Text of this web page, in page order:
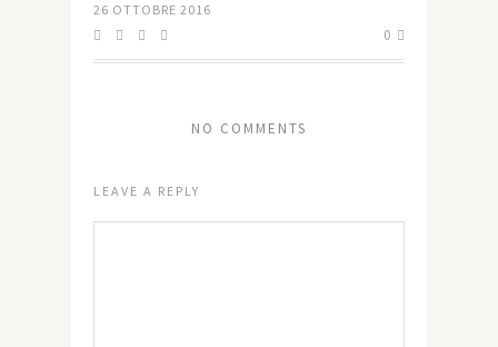
26 OTTOBRE 2016
0
NO COMMENTS
LEAVE A REPLY